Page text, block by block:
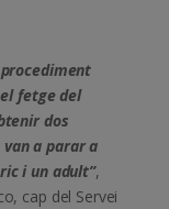
fetge del
dos
a parar a
i un adult”,
cap del Servei